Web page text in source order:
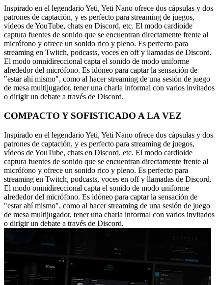
Inspirado en el legendario Yeti, Yeti Nano ofrece dos cápsulas y dos
patrones de captación, y es perfecto para streaming de juegos,
vídeos de YouTube, chats en Discord, etc. El modo cardioide
captura fuentes de sonido que se encuentran directamente frente al
micrófono y ofrece un sonido rico y pleno. Es perfecto para
streaming en Twitch, podcasts, voces en off y llamadas de Discord.
El modo omnidireccional capta el sonido de modo uniforme
alrededor del micrófono. Es idóneo para captar la sensación de
"estar ahí mismo", como al hacer streaming de una sesión de juego
de mesa multijugador, tener una charla informal con varios invitados
o dirigir un debate a través de Discord.
COMPACTO Y SOFISTICADO A LA VEZ
Inspirado en el legendario Yeti, Yeti Nano ofrece dos cápsulas y dos
patrones de captación, y es perfecto para streaming de juegos,
vídeos de YouTube, chats en Discord, etc. El modo cardioide
captura fuentes de sonido que se encuentran directamente frente al
micrófono y ofrece un sonido rico y pleno. Es perfecto para
streaming en Twitch, podcasts, voces en off y llamadas de Discord.
El modo omnidireccional capta el sonido de modo uniforme
alrededor del micrófono. Es idóneo para captar la sensación de
"estar ahí mismo", como al hacer streaming de una sesión de juego
de mesa multijugador, tener una charla informal con varios invitados
o dirigir un debate a través de Discord.